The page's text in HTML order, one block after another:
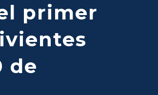
primer
de